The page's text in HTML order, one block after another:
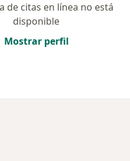
de citas en línea no está
disponible
Mostrar perfil